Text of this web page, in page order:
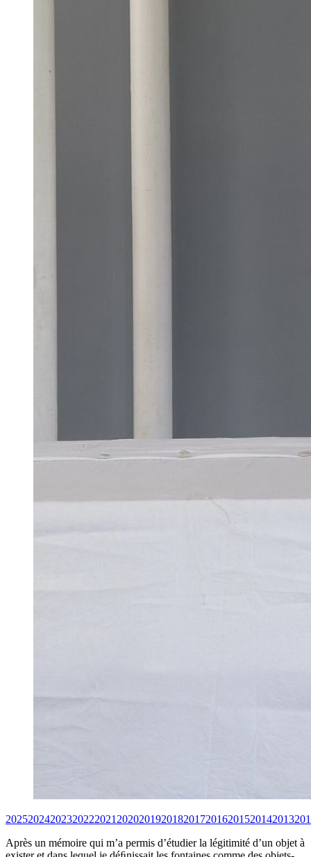
20252024202320222021 20202019201820172016201520142013
Après un mémoire qui m’a permis d’étudier la légitimité d’un objet à